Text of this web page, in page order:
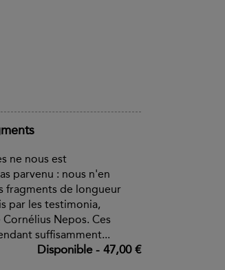
ne nous est
parvenu : nous n'en
fragments de longueur
par les testimonia,
Nepos. Ces
suffisamment...
Disponible- 47,00 €